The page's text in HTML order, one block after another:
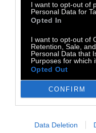
I want to opt-out of
Personal Data for
Opted In
I want to opt-out of
Retention, Sale,
Personal Data that
Purposes for which
Opted Out
CONFIRM
Data Deletion